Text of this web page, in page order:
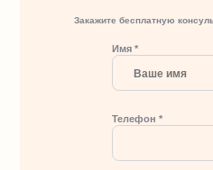
Закажите бесплатную
Имя *
Телефон *